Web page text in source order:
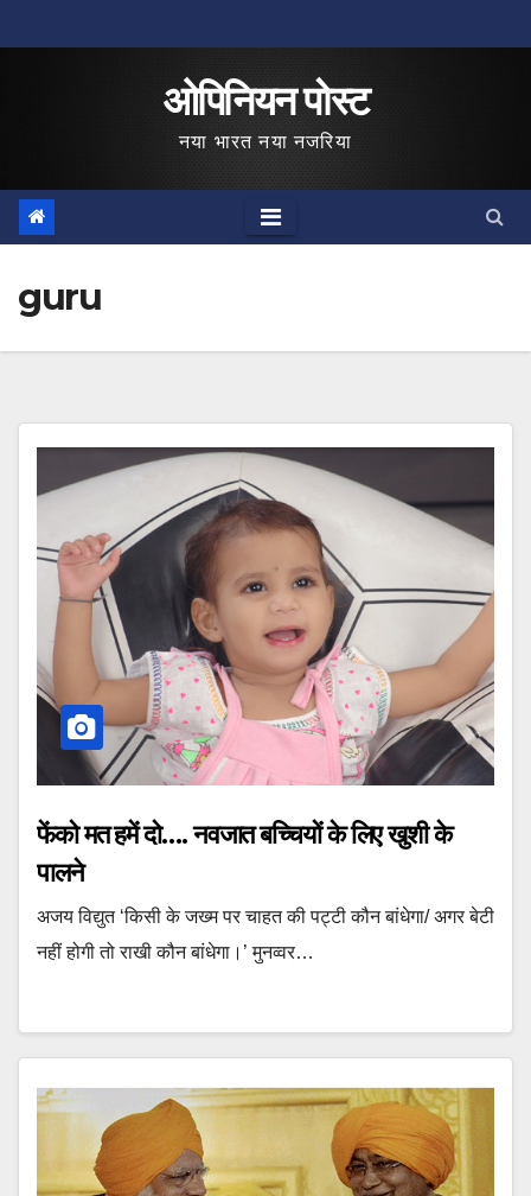
to
ओपिनियन पोस्ट
नया भारत नया नजरिया
guru
फेंको मत हमें दो…. नवजात बच्चियों के लिए खुशी के
पालने
अजय विद्युत ‘किसी के जख्म पर चाहत की पट्टी कौन बांधेगा/ अगर बेटी
नहीं होगी तो राखी कौन बांधेगा।’ मुनव्वर…